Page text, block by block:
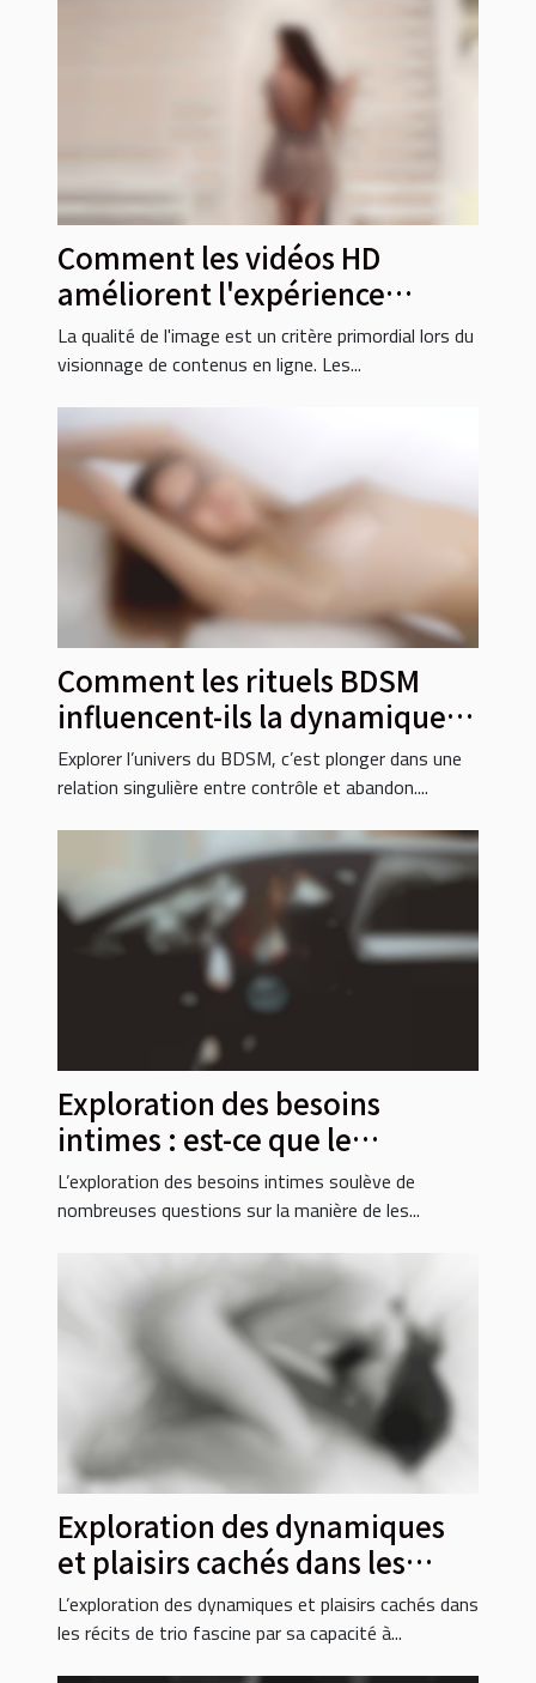
Comment les vidéos HD
améliorent l'expérience
utilisateur en streaming ?
La qualité de l'image est un critère primordial lors du
visionnage de contenus en ligne. Les...
Comment les rituels BDSM
influencent-ils la dynamique
de pouvoir ?
Explorer l’univers du BDSM, c’est plonger dans une
relation singulière entre contrôle et abandon....
Exploration des besoins
intimes : est-ce que le
téléphone rose répond
vraiment ?
L’exploration des besoins intimes soulève de
nombreuses questions sur la manière de les...
Exploration des dynamiques
et plaisirs cachés dans les
récits de trio
L’exploration des dynamiques et plaisirs cachés dans
les récits de trio fascine par sa capacité à...